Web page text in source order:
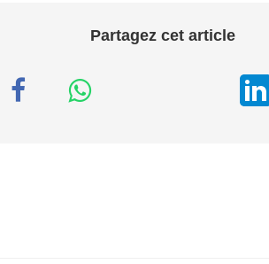
Partagez cet article